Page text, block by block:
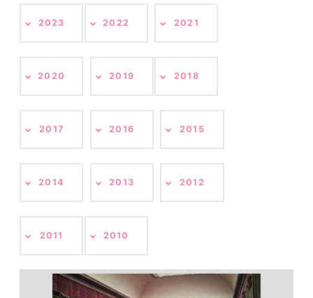
2023 2022 2021
2020 2019 2018
2017 2016 2015
2014 2013 2012
2011 2010